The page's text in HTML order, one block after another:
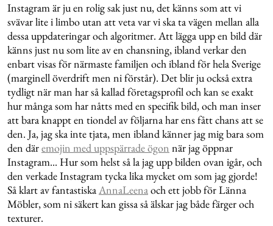
Instagram är ju en rolig sak just nu, det känns som att vi
svävar lite i limbo utan att veta var vi ska ta vägen mellan alla
dessa uppdateringar och algoritmer. Att lägga upp en bild där
känns just nu som lite av en chansning, ibland verkar den
enbart visas för närmaste familjen och ibland för hela Sverige
(marginell överdrift men ni förstår). Det blir ju också extra
tydligt när man har så kallad företagsprofil och kan se exakt
hur många som har nåtts med en specifik bild, och man inser
att bara knappt en tiondel av följarna har ens fått chans att se
den. Ja, jag ska inte tjata, men ibland känner jag mig bara som
den däremojin med uppspärrade ögon när jag öppnar
Instagram... Hur som helst så la jag upp bilden ovan igår, och
den verkade Instagram tycka lika mycket om som jag gjorde!
Så klart av fantastiskaAnnaLeenaoch ett jobb för Länna
Möbler, som ni säkert kan gissa så älskar jag både färger och
texturer.